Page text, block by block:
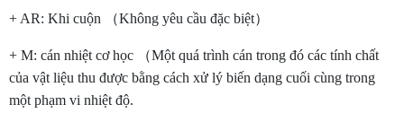
+ AR: Khi cuộn （Không yêu cầu đặc biệt）
+ M: cán nhiệt cơ học （Một quá trình cán trong đó các tính chất
của vật liệu thu được bằng cách xử lý biến dạng cuối cùng trong
một phạm vi nhiệt độ.